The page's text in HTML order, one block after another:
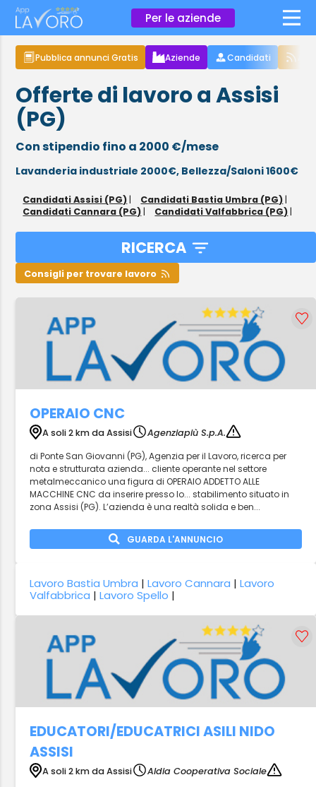
Per le aziende ×
Pubblica annunci Gratis Aziende Candidati
Offerte di lavoro a Assisi
(PG)
Con stipendio fino a 2000 €/mese
Lavanderia industriale 2000€, Bellezza/Saloni 1600€
Candidati Assisi (PG) | Candidati Bastia Umbra (PG) |
Candidati Cannara (PG) | Candidati Valfabbrica (PG) |
RICERCA
Consigli per trovare lavoro
OPERAIO CNC
A soli 2 km da Assisi
Agenziapiù S.p.A.
di Ponte San Giovanni (PG), Agenzia per il Lavoro, ricerca per
nota e strutturata azienda... cliente operante nel settore
metalmeccanico una figura di OPERAIO ADDETTO ALLE
MACCHINE CNC da inserire presso lo... stabilimento situato in
zona Assisi (PG). L’azienda è una realtà solida e ben...
GUARDA L'ANNUNCIO
Lavoro Bastia Umbra |Lavoro Cannara |Lavoro
Valfabbrica |Lavoro Spello |
EDUCATORI/EDUCATRICI ASILI NIDO
ASSISI
A soli 2 km da Assisi
Aldia Cooperativa Sociale